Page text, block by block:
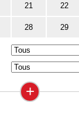
21 22
28 29
+